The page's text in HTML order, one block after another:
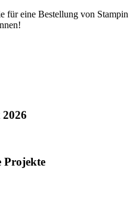
für eine Bestellung von Stampin
Projekte